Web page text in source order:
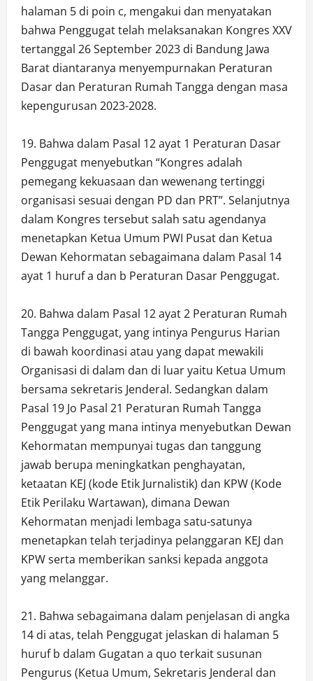
halaman 5 di poin c, mengakui dan menyatakan
bahwa Penggugat telah melaksanakan Kongres XXV
tertanggal 26 September 2023 di Bandung Jawa
Barat diantaranya menyempurnakan Peraturan
Dasar dan Peraturan Rumah Tangga dengan masa
kepengurusan 2023-2028.
19. Bahwa dalam Pasal 12 ayat 1 Peraturan Dasar
Penggugat menyebutkan “Kongres adalah
pemegang kekuasaan dan wewenang tertinggi
organisasi sesuai dengan PD dan PRT”. Selanjutnya
dalam Kongres tersebut salah satu agendanya
menetapkan Ketua Umum PWI Pusat dan Ketua
Dewan Kehormatan sebagaimana dalam Pasal 14
ayat 1 huruf a dan b Peraturan Dasar Penggugat.
20. Bahwa dalam Pasal 12 ayat 2 Peraturan Rumah
Tangga Penggugat, yang intinya Pengurus Harian
di bawah koordinasi atau yang dapat mewakili
Organisasi di dalam dan di luar yaitu Ketua Umum
bersama sekretaris Jenderal. Sedangkan dalam
Pasal 19 Jo Pasal 21 Peraturan Rumah Tangga
Penggugat yang mana intinya menyebutkan Dewan
Kehormatan mempunyai tugas dan tanggung
jawab berupa meningkatkan penghayatan,
ketaatan KEJ (kode Etik Jurnalistik) dan KPW (Kode
Etik Perilaku Wartawan), dimana Dewan
Kehormatan menjadi lembaga satu-satunya
menetapkan telah terjadinya pelanggaran KEJ dan
KPW serta memberikan sanksi kepada anggota
yang melanggar.
21. Bahwa sebagaimana dalam penjelasan di angka
14 di atas, telah Penggugat jelaskan di halaman 5
huruf b dalam Gugatan a quo terkait susunan
Pengurus (Ketua Umum, Sekretaris Jenderal dan